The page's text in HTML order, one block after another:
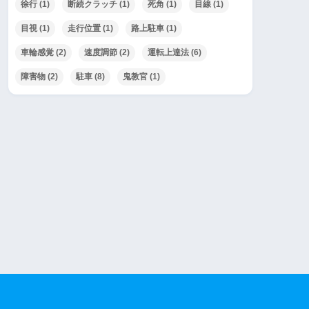
徐行 (1) 断続クラッチ (1) 死角 (1) 目線 (1)
目視 (1) 走行位置 (1) 路上駐車 (1)
車輪感覚 (2) 速度調節 (2) 運転上達法 (6)
障害物 (2) 駐車 (8) 鬼教官 (1)